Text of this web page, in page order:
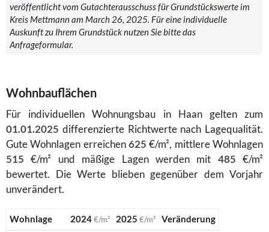
veröffentlicht vom Gutachterausschuss für Grundstückswerte im
Kreis Mettmann am March 26, 2025. Für eine individuelle
Auskunft zu Ihrem Grundstück nutzen Sie bitte das
Anfrageformular.
Wohnbauflächen
Für individuellen Wohnungsbau in Haan gelten zum
01.01.2025 differenzierte Richtwerte nach Lagequalität.
Gute Wohnlagen erreichen625 €/m², mittlere Wohnlagen
515 €/m² und mäßige Lagen werden mit 485 €/m²
bewertet. Die Werte blieben gegenüber dem Vorjahr
unverändert.
Wohnlage 2024€/m² 2025 €/m²
Veränderung